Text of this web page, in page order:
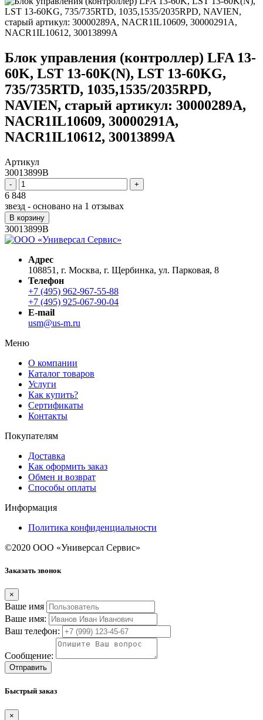
Блок управления (контроллер) LFA 13-
60K, LST 13-60K(N), LST 13-60KG,
735/735RTD, 1035,1535/2035RPD,
NAVIEN, старый артикул: 30000289A,
NACR1IL10609, 30000291A,
NACR1IL10612, 30013899A
Артикул
30013899B
- +
6 848
звезд - основано на 1 отзывах
В корзину
30013899B
Адрес
108851, г. Москва, г. Щербинка, ул. Парковая, 8
Телефон
+7 (495) 962-967-55-88
+7 (495) 925-067-90-04
E-mail
usm@us-m.ru
Меню
О компании
Каталог товаров
Услуги
Как купить?
Сертификаты
Контакты
Покупателям
Доставка
Как оформить заказ
Обмен и возврат
Способы оплаты
Информация
Политика конфиденциальности
©2020 ООО «Универсал Сервис»
Заказать звонок
×
Ваше имя
Ваше имя:
Ваш телефон:
Сообщение:
Отправить
Быстрый заказ
×